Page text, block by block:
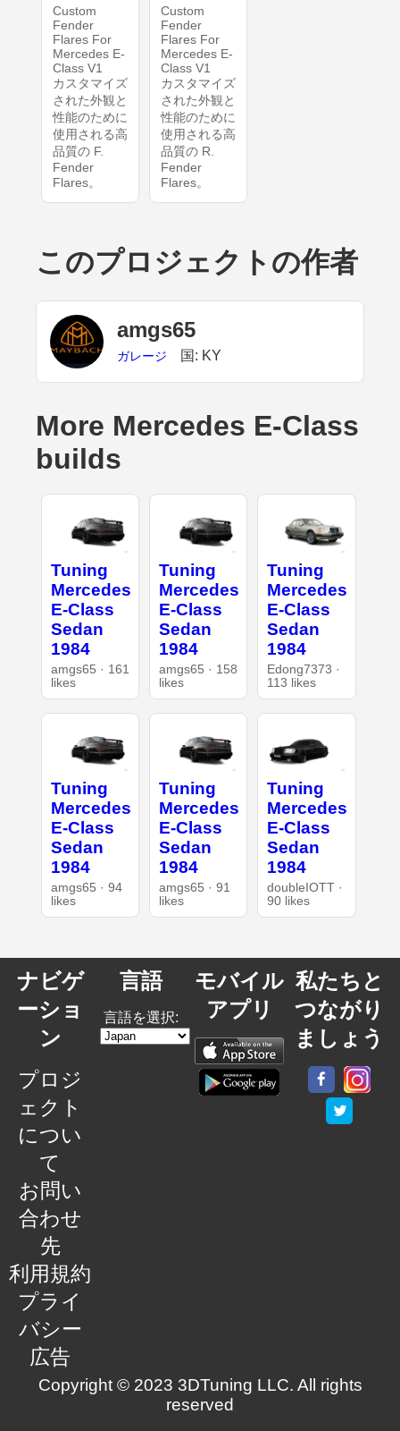
Custom
Fender
Flares For
Mercedes E-
Class V1
カスタマイズ
された外観と
性能のために
使用される高
品質の F.
Fender
Flares。
Custom
Fender
Flares For
Mercedes E-
Class V1
カスタマイズ
された外観と
性能のために
使用される高
品質の R.
Fender
Flares。
このプロジェクトの作者
amgs65
ガレージ 国: KY
More Mercedes E-Class
builds
Tuning
Mercedes
E-Class
Sedan
1984
amgs65 · 161
likes
Tuning
Mercedes
E-Class
Sedan
1984
amgs65 · 158
likes
Tuning
Mercedes
E-Class
Sedan
1984
Edong7373 ·
113 likes
Tuning
Mercedes
E-Class
Sedan
1984
amgs65 · 94
likes
Tuning
Mercedes
E-Class
Sedan
1984
amgs65 · 91
likes
Tuning
Mercedes
E-Class
Sedan
1984
doubleIOTT ·
90 likes
ナビゲ
ーショ
ン
プロジ
ェクト
につい
て
お問い
合わせ
先
利用規約
プライ
バシー
広告
言語
言語を選択:
モバイル
アプリ
私たちと
つながり
ましょう
Copyright © 2023 3DTuning LLC. All rights
reserved